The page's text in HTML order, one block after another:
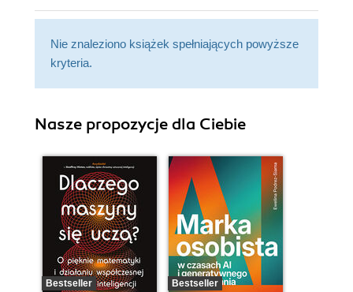
Nie znaleziono książek spełniających powyższe
kryteria.
Nasze propozycje dla Ciebie
Bestseller
Bestseller